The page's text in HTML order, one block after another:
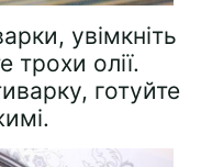
увімкніть
олії.
готуйте